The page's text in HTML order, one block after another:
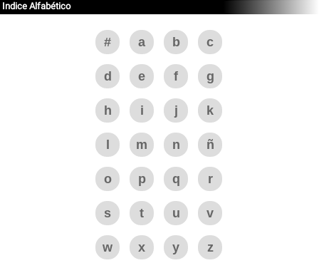
Indice Alfabético
# a b c
d e f g
h i j k
m n ñ
o p q r
s t u v
w x y z